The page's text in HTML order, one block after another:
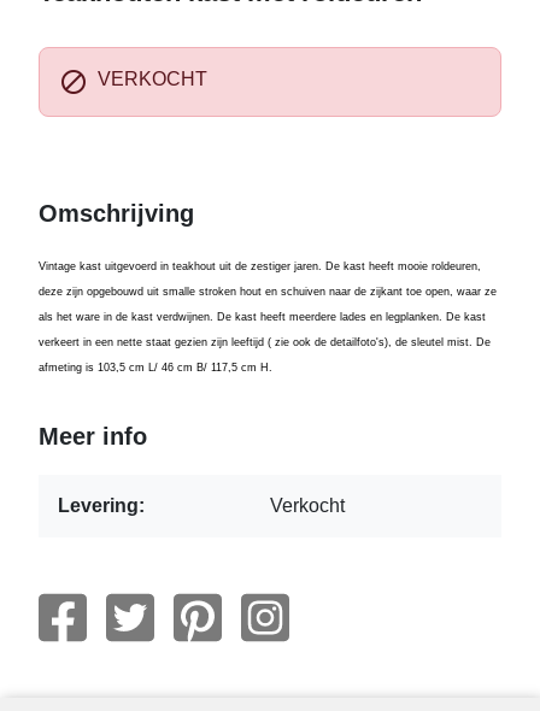
 VERKOCHT
Omschrijving
Vintage kast uitgevoerd in teakhout uit de zestiger jaren. De kast heeft mooie roldeuren,
deze zijn opgebouwd uit smalle stroken hout en schuiven naar de zijkant toe open, waar ze
als het ware in de kast verdwijnen. De kast heeft meerdere lades en legplanken. De kast
verkeert in een nette staat gezien zijn leeftijd ( zie ook de detailfoto's), de sleutel mist. De
afmeting is 103,5 cm L/ 46 cm B/ 117,5 cm H.
Meer info
Levering: Verkocht